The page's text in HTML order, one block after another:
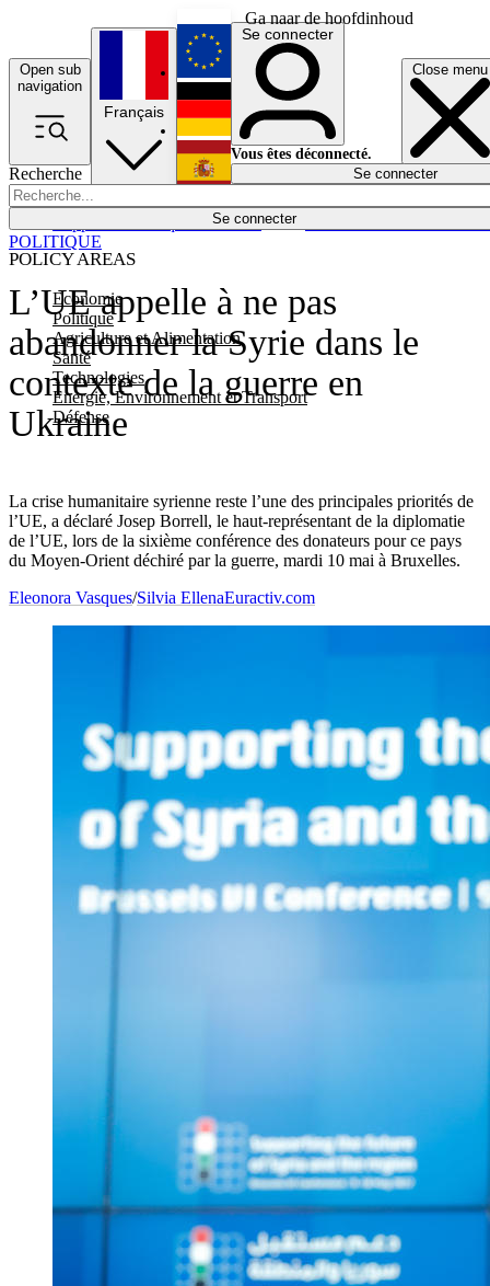
Ga naar de hoofdinhoud
Open sub
navigation
Close menu
Recherche
Se connecter
POLICY AREAS
Economie
Politique
Agriculture et Alimentation
Santé
Technologies
Energie, Environnement et Transport
Défense
Économie
Français
English
Deutsch
Español
Se connecter
Vous êtes déconnecté.
Se connecter
L’UE appelle à ne pas
abandonner la Syrie dans le
contexte de la guerre en
Ukraine
La crise humanitaire syrienne reste l’une des principales priorités de
l’UE, a déclaré Josep Borrell, le haut-représentant de la diplomatie
de l’UE, lors de la sixième conférence des donateurs pour ce pays
du Moyen-Orient déchiré par la guerre, mardi 10 mai à Bruxelles.
POLITIQUE
Eleonora Vasques/Silvia EllenaEuractiv.com